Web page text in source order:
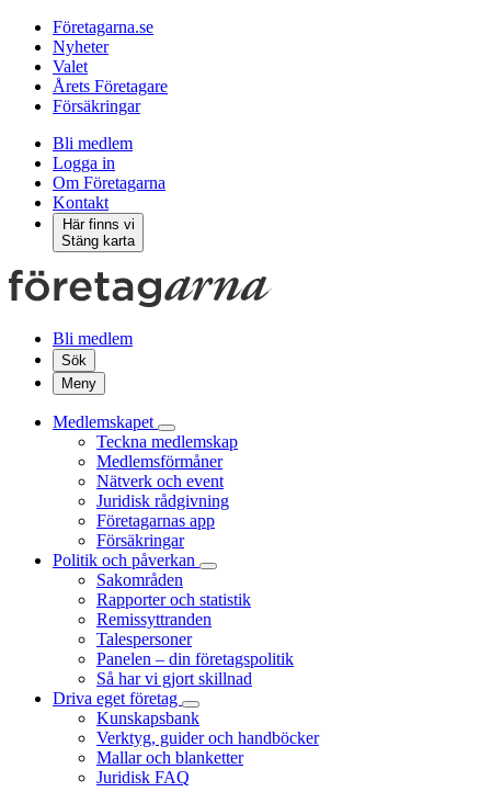
Företagarna.se
Nyheter
Valet
Årets Företagare
Försäkringar
Bli medlem
Logga in
Om Företagarna
Kontakt
Här finns vi
Stäng karta
Bli medlem
Sök
Meny
Medlemskapet
Teckna medlemskap
Medlemsförmåner
Nätverk och event
Juridisk rådgivning
Företagarnas app
Försäkringar
Politik och påverkan
Sakområden
Rapporter och statistik
Remissyttranden
Talespersoner
Panelen – din företagspolitik
Så har vi gjort skillnad
Driva eget företag
Kunskapsbank
Verktyg, guider och handböcker
Mallar och blanketter
Juridisk FAQ